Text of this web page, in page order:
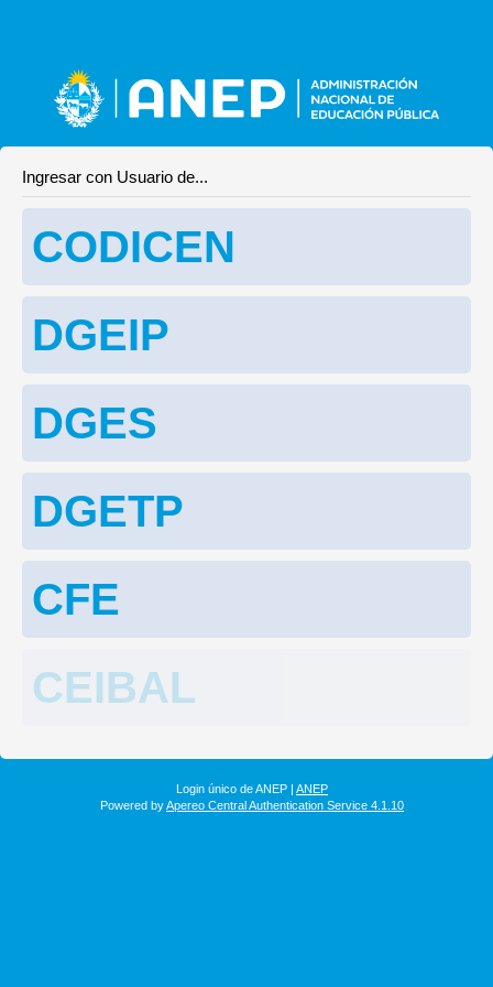
Ingresar con Usuario de...
CODICEN
DGEIP
DGES
DGETP
CFE
CEIBAL
Login único de ANEP | ANEP
Powered byApereo Central Authentication Service 4.1.10